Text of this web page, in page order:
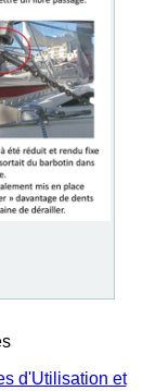
d'Utilisation et